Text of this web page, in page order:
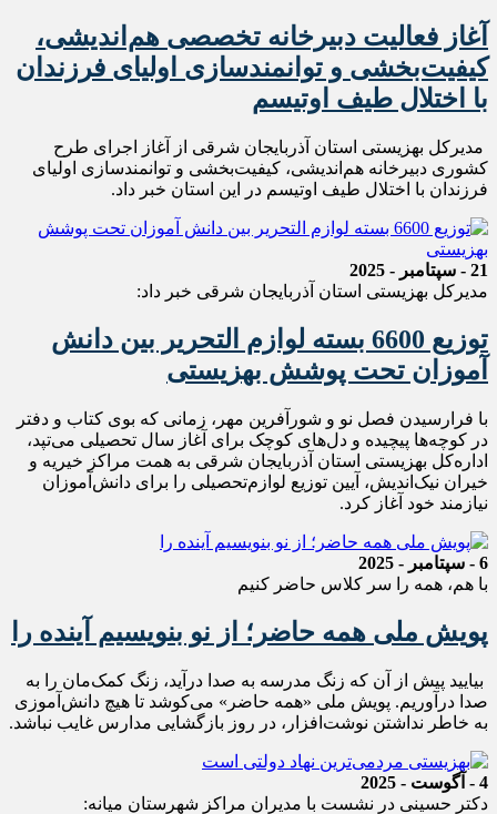
آغاز فعالیت دبیرخانه تخصصی هم‌اندیشی،
کیفیت‌بخشی و توانمندسازی اولیای فرزندان
با اختلال طیف اوتیسم
مدیرکل بهزیستی استان آذربایجان شرقی از آغاز اجرای طرح
کشوری دبیرخانه هم‌اندیشی، کیفیت‌بخشی و توانمندسازی اولیای
فرزندان با اختلال طیف اوتیسم در این استان خبر داد.
21 - سپتامبر - 2025
مدیرکل بهزیستی استان آذربایجان شرقی خبر داد:
توزیع 6600 بسته لوازم التحریر بین دانش
آموزان تحت پوشش بهزیستی
با فرارسیدن فصل نو و شورآفرین مهر، زمانی که بوی کتاب و دفتر
در کوچه‌ها پیچیده و دل‌های کوچک برای آغاز سال تحصیلی می‌تپد،
اداره‌کل بهزیستی استان آذربایجان شرقی به همت مراکز خیریه و
خیران نیک‌اندیش، آیین توزیع لوازم‌تحصیلی را برای دانش‌آموزان
نیازمند خود آغاز کرد.
6 - سپتامبر - 2025
با هم، همه را سر کلاس حاضر کنیم
پویش ملی همه حاضر؛ از نو بنویسیم آینده را
بیایید پیش از آن که زنگ مدرسه به صدا درآید، زنگ کمک‌مان را به
صدا درآوریم. پویش ملی «همه حاضر» می‌کوشد تا هیچ دانش‌آموزی
به خاطر نداشتن نوشت‌افزار، در روز بازگشایی مدارس غایب نباشد.
4 - آگوست - 2025
دکتر حسینی در نشست با مدیران مراکز شهرستان میانه: